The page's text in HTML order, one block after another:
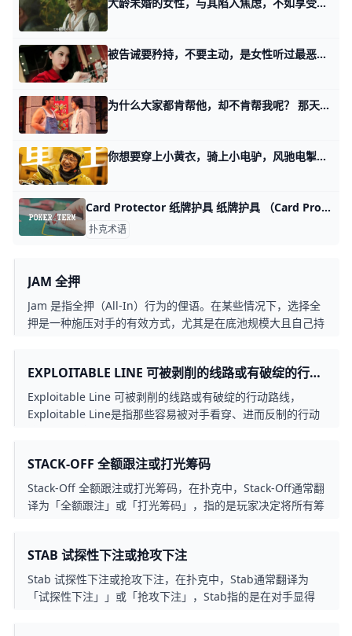
被告诫要矜持，不要主动，是女性听过最恶意的谎言 前天我讲，个人财富是信息不对称决定的，以及如何闯过这其中的四关。 有个女读者看了第二关之后，对沉默施压策略很有兴趣，她留言问我，这个搁在男女关
为什么大家都肯帮他，却不肯帮我呢？ 那天我写一个35岁中年失业老男人的自救时，有读者留言问了这么个问题。 他说，这个故事中的主人公，明明是个小人。 想不通，他叔，他弟还这么帮他，他
你想要穿上小黄衣，骑上小电驴，风驰电掣的后半生？ 那天讲比跳槽，转行，深造，更有效的七个步骤时，某些读者的留言把我看乐了。 一言以蔽之，某些人不是上班，你们是上香去了。 菩萨，菩萨，行行好，来发
Card Protector 纸牌护具 纸牌护具 （Card Protector） 是一个小型的物品，放置在玩家的手牌上，以保护手牌不被意外地翻开或者洗牌机打乱
扑克术语
JAM 全押
Jam 是指全押（All-In）行为的俚语。在某些情况下，选择全
押是一种施压对手的有效方式，尤其是在底池规模大且自己持
EXPLOITABLE LINE 可被剥削的线路或有破绽的行动
路线
Exploitable Line 可被剥削的线路或有破绽的行动路线，
Exploitable Line是指那些容易被对手看穿、进而反制的行动
取得长期优势。理解何谓exploitable line，并学会如何避免
自己成为目标，是迈向高阶扑克思维与稳定胜率的必要过程，
特别适合想精进策略的玩家参考。
STACK-OFF 全额跟注或打光筹码
Stack-Off 全额跟注或打光筹码，在扑克中，Stack-Off通常翻
译为「全额跟注」或「打光筹码」，指的是玩家决定将所有筹
够，或是判断对手可能在偷鸡，因此选择投入所有筹码。
STAB 试探性下注或抢攻下注
Stab 试探性下注或抢攻下注，在扑克中，Stab通常翻译为
「试探性下注」」或「抢攻下注」，Stab指的是在对手显得